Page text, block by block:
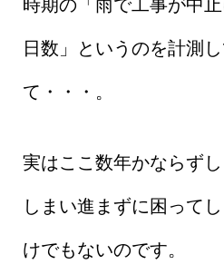
日数」というのを計測
て・・・。
実はここ数年かならず
しまい進まずに困って
けでもないのです。